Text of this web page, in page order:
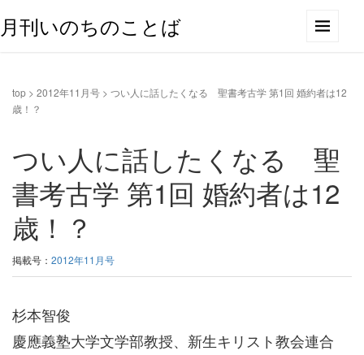
月刊いのちのことば
top > 2012年11月号 > つい人に話したくなる 聖書考古学 第1回 婚約者は12
歳！？
つい人に話したくなる 聖
書考古学 第1回 婚約者は12
歳！？
掲載号： 2012年11月号
杉本智俊
慶應義塾大学文学部教授、新生キリスト教会連合